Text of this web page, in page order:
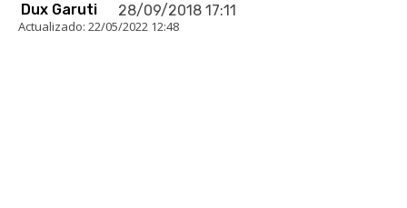
Dux Garuti 28/09/2018 17:11
Actualizado: 22/05/2022 12:48